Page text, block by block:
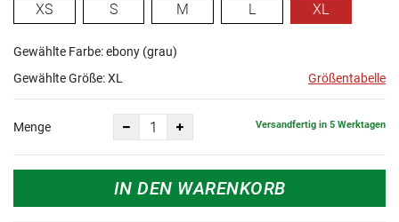
XS S M L XL
Gewählte Farbe: ebony (grau)
Gewählte Größe:XL Größentabelle
Menge Versandfertig in 5 Werktagen
IN DEN WARENKORB